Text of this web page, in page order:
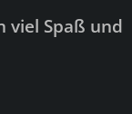
viel Spaß und